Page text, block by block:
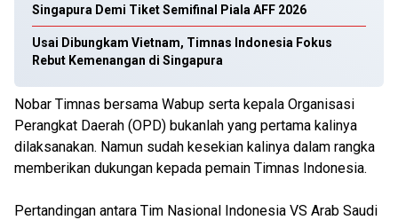
Singapura Demi Tiket Semifinal Piala AFF 2026
Usai Dibungkam Vietnam, Timnas Indonesia Fokus
Rebut Kemenangan di Singapura
Nobar Timnas bersama Wabup serta kepala Organisasi
Perangkat Daerah (OPD) bukanlah yang pertama kalinya
dilaksanakan. Namun sudah kesekian kalinya dalam rangka
memberikan dukungan kepada pemain Timnas Indonesia.
Pertandingan antara Tim Nasional Indonesia VS Arab Saudi